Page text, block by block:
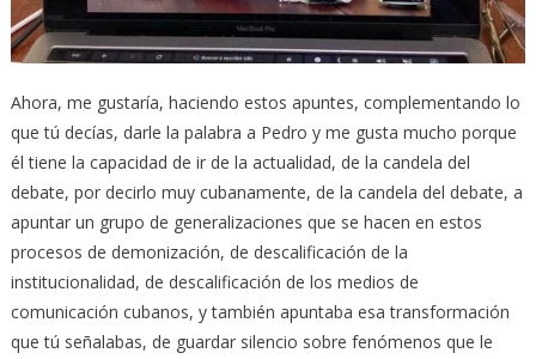
Ahora, me gustaría, haciendo estos apuntes, complementando lo
que tú decías, darle la palabra a Pedro y me gusta mucho porque
él tiene la capacidad de ir de la actualidad, de la candela del
debate, por decirlo muy cubanamente, de la candela del debate, a
apuntar un grupo de generalizaciones que se hacen en estos
procesos de demonización, de descalificación de la
institucionalidad, de descalificación de los medios de
comunicación cubanos, y también apuntaba esa transformación
que tú señalabas, de guardar silencio sobre fenómenos que le